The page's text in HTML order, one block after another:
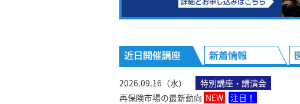
2026.09.16（水）
特別講座・講演会
再保険市場の最新動向 NEW 注目！